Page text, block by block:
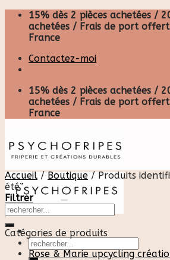
Skip
content
15% dès 2 pièces achetées /
achetées / Frais de port
France
Contactez-moi
15% dès 2 pièces achetées /
achetées / Frais de port
France
Recherche
pour :
Accueil / Boutique /Produits
été”
Filtrer
Catégories de produits
Rose & Marie upcycling